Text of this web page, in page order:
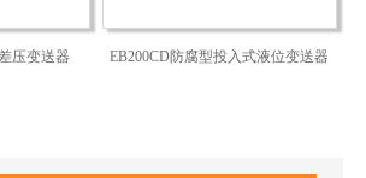
压变送器 EB200CD防腐型投入式液位变送器